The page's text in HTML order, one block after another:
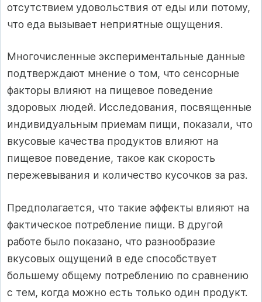
отсутствием удовольствия от еды или потому,
что еда вызывает неприятные ощущения.
Многочисленные экспериментальные данные
подтверждают мнение о том, что сенсорные
факторы влияют на пищевое поведение
здоровых людей. Исследования, посвященные
индивидуальным приемам пищи, показали, что
вкусовые качества продуктов влияют на
пищевое поведение, такое как скорость
пережевывания и количество кусочков за раз.
Предполагается, что такие эффекты влияют на
фактическое потребление пищи. В другой
работе было показано, что разнообразие
вкусовых ощущений в еде способствует
большему общему потреблению по сравнению
с тем, когда можно есть только один продукт.